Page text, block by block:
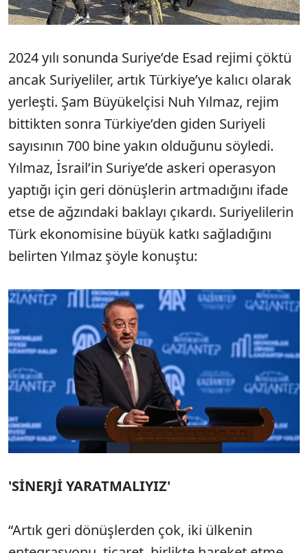
2024 yılı sonunda Suriye’de Esad rejimi çöktü
ancak Suriyeliler, artık Türkiye’ye kalıcı olarak
yerleşti. Şam Büyükelçisi Nuh Yılmaz, rejim
bittikten sonra Türkiye’den giden Suriyeli
sayısının 700 bine yakın olduğunu söyledi.
Yılmaz, İsrail’in Suriye’de askeri operasyon
yaptığı için geri dönüşlerin artmadığını ifade
etse de ağzındaki baklayı çıkardı. Suriyelilerin
Türk ekonomisine büyük katkı sağladığını
belirten Yılmaz şöyle konuştu:
'SİNERJİ YARATMALIYIZ'
“Artık geri dönüşlerden çok, iki ülkenin